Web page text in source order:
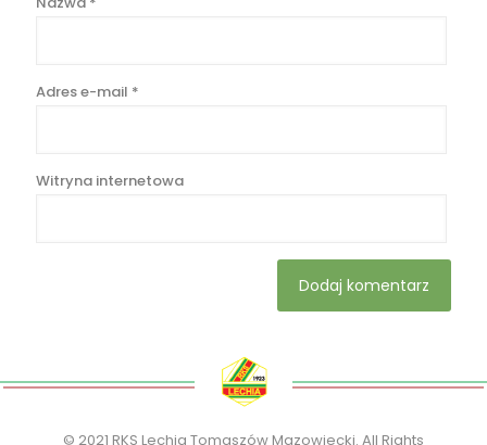
Adres e-mail *
Witryna internetowa
© 2021 RKS Lechia Tomaszów Mazowiecki. All Rights